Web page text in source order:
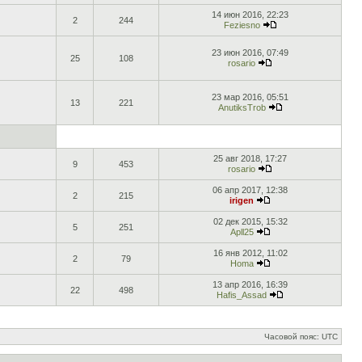
2 244
14 июн 2016, 22:23
Feziesno
25 108
23 июн 2016, 07:49
rosario
13 221
23 мар 2016, 05:51
AnutiksTrob
9 453
25 авг 2018, 17:27
rosario
2 215
06 апр 2017, 12:38
irigen
5 251
02 дек 2015, 15:32
Apll25
2 79
16 янв 2012, 11:02
Homa
22 498
13 апр 2016, 16:39
Hafis_Assad
Часовой пояс: UTC